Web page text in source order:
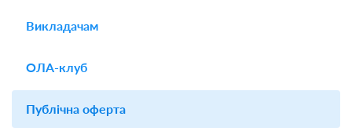
Викладачам
ОЛА-клуб
Публічна оферта